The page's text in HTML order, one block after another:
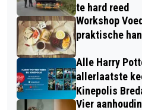
te hard reed
Workshop
praktische
Alle Harry
allerlaatste
Kinepolis
Vier